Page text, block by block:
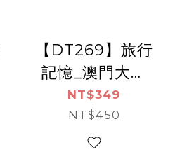
【DT269】旅行
記憶_澳門大三
巴牌坊
NT$349
NT$450